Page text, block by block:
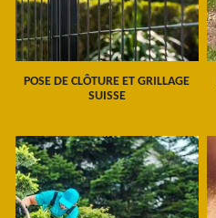
POSE DE CLÔTURE ET GRILLAGE
SUISSE